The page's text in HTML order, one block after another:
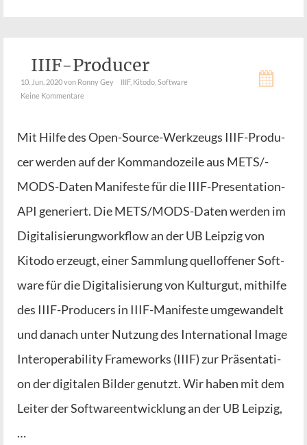
IIIF-Producer
10. Jun. 2020von Ronny Gey IIIF, Kitodo Software
Keine Kommentare
Mit Hil­fe des Open-Source-Wer­k­­zeugs IIIF-Pro­­du­­
cer wer­den auf der Kom­man­do­zei­le aus METS/­
MODS-Daten Mani­fes­te für die IIIF-Pre­­sen­­ta­­ti­on-
API gene­riert. Die METS/­­MODS-Daten wer­den im
Digi­ta­li­sie­rung­work­flow an der UB Leip­zig von
Kito­do erzeugt, einer Samm­lung quell­of­fe­ner Soft­
ware für die Digi­ta­li­sie­rung von Kul­tur­gut, mit­hil­fe
des IIIF-Pro­­du­­cers in IIIF-Mani­­fes­­te umge­wan­delt
und danach unter Nut­zung des Inter­na­tio­nal Image
Inter­ope­ra­bi­li­ty Frame­works (IIIF) zur Prä­sen­ta­ti­
on der digi­ta­len Bil­der genutzt. Wir haben mit dem
Lei­ter der Soft­ware­ent­wick­lung an der UB Leip­zig,
…